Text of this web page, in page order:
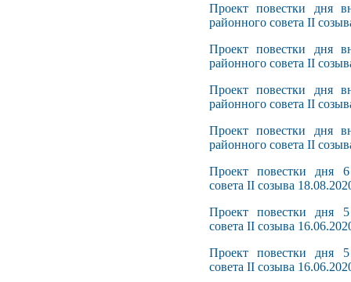
Проект повестки дня
районного совета II
Проект повестки дня
районного совета II
Проект повестки дня
районного совета II
Проект повестки дня
районного совета II
Проект повестки дня 6
совета II созыва
Проект повестки дня 5
совета II созыва
Проект повестки дня 5
совета II созыва